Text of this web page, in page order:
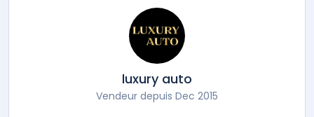
luxury auto
Vendeur depuis Dec 2015